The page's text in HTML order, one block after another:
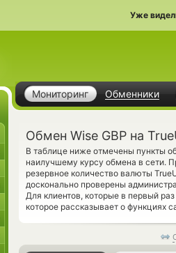
Уже
Мониторинг Обменники
Обмен Wise GBP на
В таблице ниже отмечены пункты
наилучшему курсу обмена в сети.
резервное количество валюты
досконально проверены
Для клиентов, которые в первый
которое рассказывает о функциях